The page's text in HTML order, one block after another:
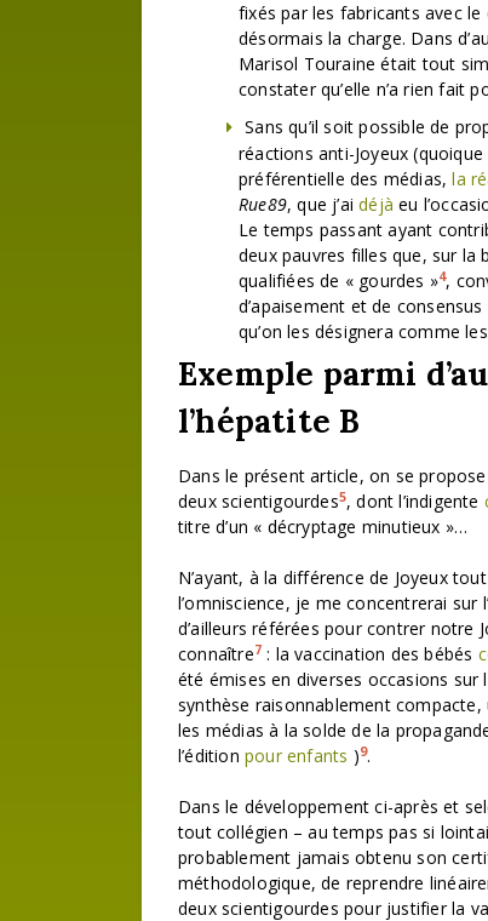
fixés par les fabricants avec
désormais la charge. Dans
Marisol Touraine était tout
constater qu’elle n’a rien fait
Sans qu’il soit possible de
réactions anti-Joyeux
préférentielle des médias,la
Rue89, que j’aidéjà eu
Le temps passant ayant
deux pauvres filles que, sur la
qualifiées de « gourdes »4,
d’apaisement et de
qu’on les désignera comme
Exemple parmi
l’hépatite B
Dans le présent article, on se
deux scientigourdes5, dont l’indigente
titre d’un « décryptage minutieux »…
N’ayant, à la différence de Joyeux
l’omniscience, je me concentrerai
d’ailleurs référées pour contrer notre
connaître7 : la vaccination des bébés
été émises en diverses occasions sur
synthèse raisonnablement
les médias à la solde de la
l’éditionpour enfants )9.
Dans le développement ci-après et
tout collégien – au temps pas si
probablement jamais obtenu son
méthodologique, de reprendre
deux scientigourdes pour justifier la